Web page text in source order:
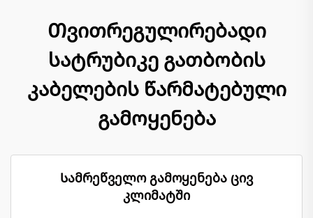
Თვითრეგულირებადი
სატრუბიკე გათბობის
კაბელების წარმატებული
გამოყენება
Სამრეწველო გამოყენება ცივ
კლიმატში